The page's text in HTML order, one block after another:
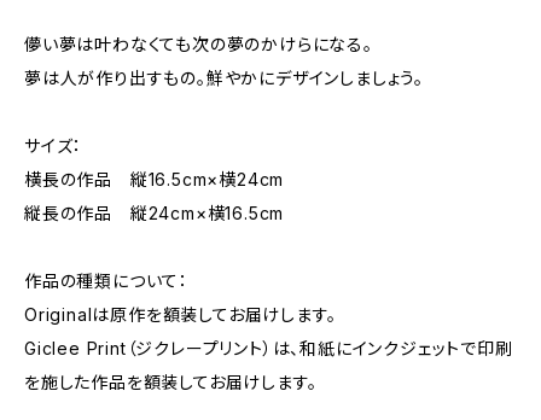
儚い夢は叶わなくても次の夢のかけらになる。
夢は人が作り出すもの。鮮やかにデザインしましょう。
サイズ：
横長の作品 縦16.5cm×横24cm
縦長の作品 縦24cm×横16.5cm
作品の種類について：
Originalは原作を額装してお届けします。
Giclee Print（ジクレープリント）は、和紙にインクジェットで印刷
を施した作品を額装してお届けします。